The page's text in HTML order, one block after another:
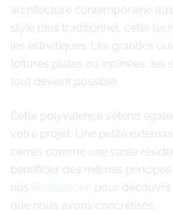
architecture contemporaine
style plus traditionnel, cette
les esthétiques. Les grandes
toitures plates ou inclinées, les
tout devient possible.
Cette polyvalence s’étend
votre projet. Une petite
carrés comme une vaste
bénéficier des mêmes
nos Realisations pour
que nous avons concrétisés.